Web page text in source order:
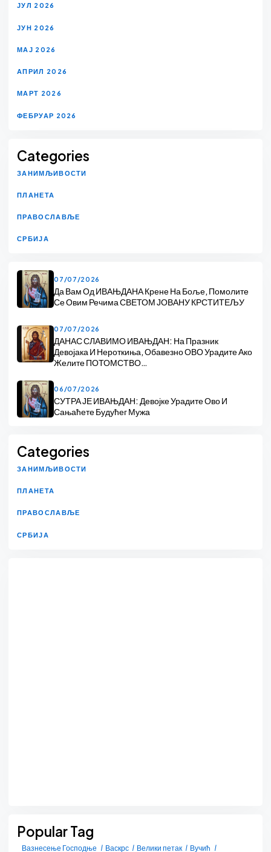
ЈУЛ 2026
ЈУН 2026
МАЈ 2026
АПРИЛ 2026
МАРТ 2026
ФЕБРУАР 2026
Categories
ЗАНИМЉИВОСТИ
ПЛАНЕТА
ПРАВОСЛАВЉЕ
СРБИЈА
07/07/2026
Да Вам Од ИВАЊДАНА Крене На Боље, Помолите
Се Овим Речима СВЕТОМ ЈОВАНУ КРСТИТЕЉУ
07/07/2026
ДАНАС СЛАВИМО ИВАЊДАН: На Празник
Девојака И Нероткиња, Обавезно ОВО Урадите Ако
Желите ПОТОМСТВО…
06/07/2026
СУТРА ЈЕ ИВАЊДАН: Девојке Урадите Ово И
Сањаћете Будућег Мужа
Categories
ЗАНИМЉИВОСТИ
ПЛАНЕТА
ПРАВОСЛАВЉЕ
СРБИЈА
Popular Tag
Вазнесење Господње Васкрс Велики петак Вучић